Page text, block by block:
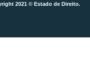
2021 © Estado de Direito.